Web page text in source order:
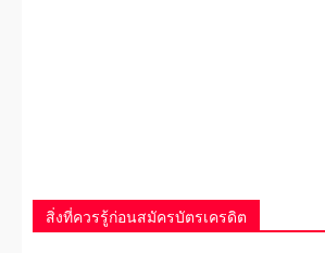
สิ่งที่ควรรู้ก่อนสมัครบัตรเครดิต